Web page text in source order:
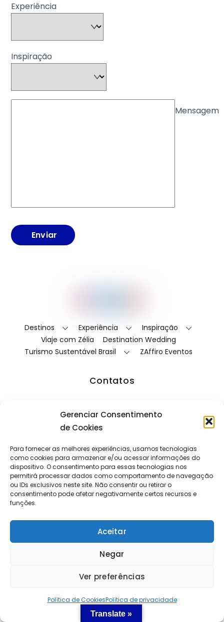
Gerenciar Consentimento
de Cookies
Para fornecer as melhores experiências, usamos tecnologias
como cookies para armazenar e/ou acessar informações do
dispositivo. O consentimento para essas tecnologias nos
permitirá processar dados como comportamento de navegação
ou IDs exclusivos neste site. Não consentir ou retirar o
consentimento pode afetar negativamente certos recursos e
funções.
Aceitar
Negar
Ver preferências
Política de CookiesPolítica de privacidade
Experiência
Inspiração
Mensagem
Enviar
Top
Destinos Experiência
Inspiração
Viaje com Zélia
Destination Wedding
Turismo Sustentável Brasil
ZAffiro Eventos
Contatos
Telefone:+55 (11) 3240-7864
Email:contato@zaffiroviagens.com.br
Agência de Turismo e DMC
Translate »